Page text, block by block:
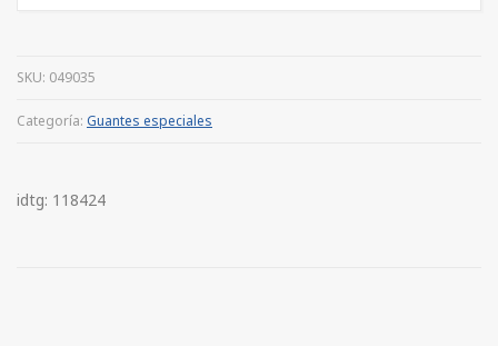
SKU: 049035
Categoría: Guantes especiales
idtg: 118424